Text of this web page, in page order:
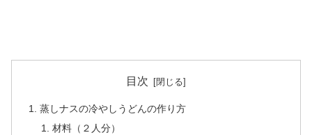
目次
蒸しナスの冷やしうどんの作り方
材料（２人分）